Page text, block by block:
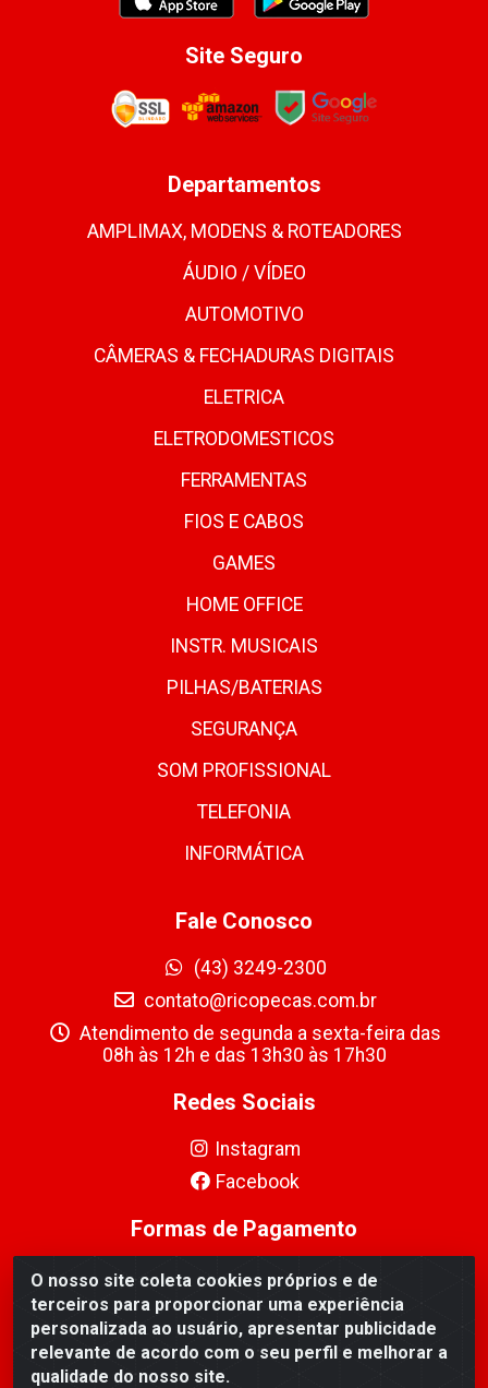
O nosso site coleta cookies próprios e de
terceiros para proporcionar uma experiência
personalizada ao usuário, apresentar publicidade
relevante de acordo com o seu perfil e melhorar a
qualidade do nosso site.
Site Seguro
Departamentos
AMPLIMAX, MODENS & ROTEADORES
ÁUDIO / VÍDEO
AUTOMOTIVO
CÂMERAS & FECHADURAS DIGITAIS
ELETRICA
ELETRODOMESTICOS
FERRAMENTAS
FIOS E CABOS
GAMES
HOME OFFICE
INSTR. MUSICAIS
PILHAS/BATERIAS
SEGURANÇA
SOM PROFISSIONAL
TELEFONIA
INFORMÁTICA
Fale Conosco
(43) 3249-2300
contato@ricopecas.com.br
Atendimento de segunda a sexta-feira das
08h às 12h e das 13h30 às 17h30
Redes Sociais
Instagram
Facebook
Formas de Pagamento
Ricopeças Comércio de componentes Eletrônicos Ltda -
Rua Alicio Francisco Mafra, 968 - Jardim Taroba,